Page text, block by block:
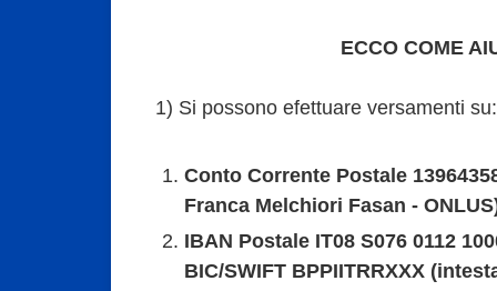
ECCO COME
1) Si possono efettuare versamenti su:
Conto Corrente Postale
Franca Melchiori Fasan -
IBAN Postale IT08 S076 0112
BIC/SWIFT BPPIITRRXXX